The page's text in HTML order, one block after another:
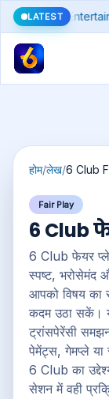
LATEST
a Fake Number)
होम/लेख/6 Club
Fair Play
6 Club
6 Club फेयर प्ले
स्पष्ट, भरोसेमंद
आपको विषय का
कदम उठा सकें।
ट्रांसपेरेंसी
पेमेंट्स, गेमप्ले या
6 Club का
सेशन में वही